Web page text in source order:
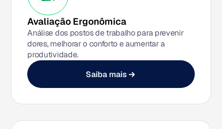
Avaliação Ergonômica
Análise dos postos de trabalho para prevenir
dores, melhorar o conforto e aumentar a
produtividade.
Saiba mais